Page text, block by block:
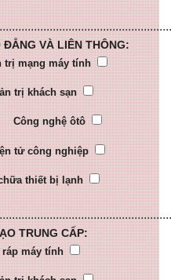
VÀ LIÊN THÔNG:
trị mạng máy tính
trị khách sạn
Công nghệ ôtô
tử công nghiệp
thiết bị lạnh
TRUNG CẤP:
máy tính